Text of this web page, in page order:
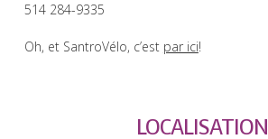
514 284-9335
Oh, et SantroVélo, c’est par ici!
LOCALISATION